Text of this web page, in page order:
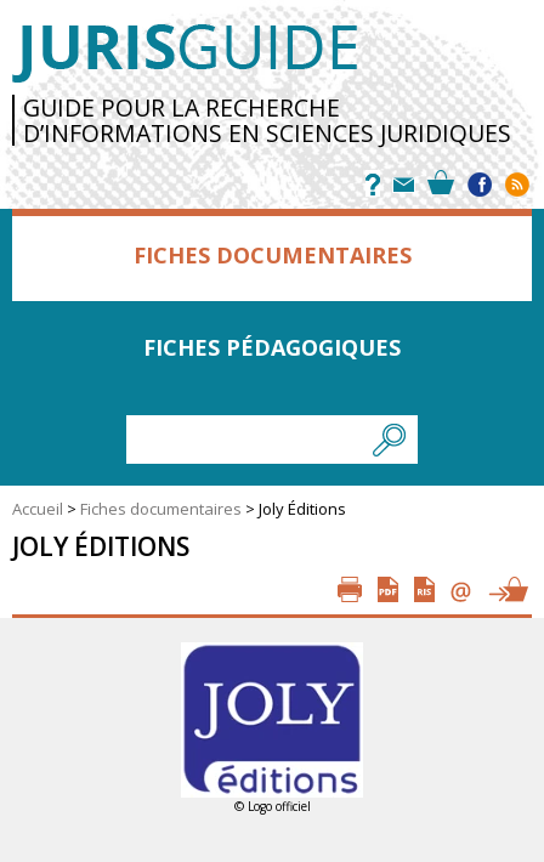
GUIDE POUR LA RECHERCHE
D’INFORMATIONS EN SCIENCES JURIDIQUES
FICHES DOCUMENTAIRES
FICHES PÉDAGOGIQUES
Accueil > Fiches documentaires > Joly Éditions
JOLY ÉDITIONS
© Logo officiel